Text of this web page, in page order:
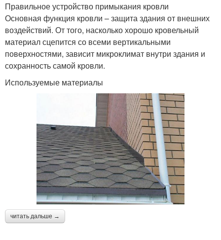
Правильное устройство примыкания кровли
Основная функция кровли – защита здания от внешних
воздействий. От того, насколько хорошо кровельный
материал сцепится со всеми вертикальными
поверхностями, зависит микроклимат внутри здания и
сохранность самой кровли.
Используемые материалы
читать дальше →